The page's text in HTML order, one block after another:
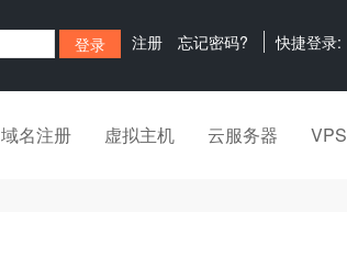
注册 忘记密码? 快捷登录:
域名注册 虚拟主机 云服务器 VPS